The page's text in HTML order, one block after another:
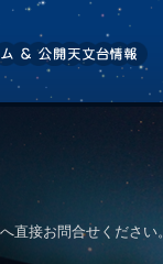
直接お問合せくださ